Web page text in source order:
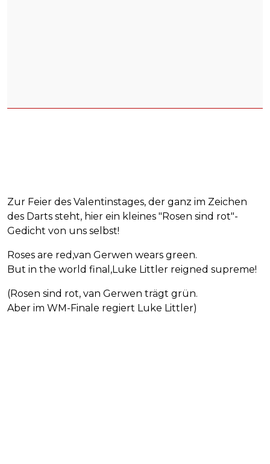
Zur Feier des Valentinstages, der ganz im Zeichen
des Darts steht, hier ein kleines "Rosen sind rot"-
Gedicht von uns selbst!
Roses are red,van Gerwen wears green.
But in the world final,Luke Littler reigned supreme!
(Rosen sind rot, van Gerwen trägt grün.
Aber im WM-Finale regiert Luke Littler)